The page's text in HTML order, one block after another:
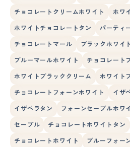
チョコレートクリームホワイト ホワ
ホワイトチョコレートタン パーティ
チョコレートマール ブラックホワイ
ブルーマールホワイト チョコレート
ホワイトブラッククリーム ホワイト
チョコレートフォーンホワイト イザ
イザベラタン フォーンセーブルホワ
セーブル チョコレートホワイトタン
チョコレートホワイト ブルーフォー